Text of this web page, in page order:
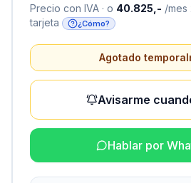
Precio con IVA · o 40.825,- /mes
tarjeta
¿Cómo?
Agotado
Avisarme
Hablar por